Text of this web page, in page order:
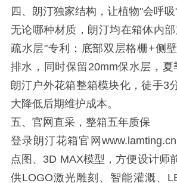
四、朗汀独家结构，让植物"会呼吸
无论哪种材质，朗汀均在箱体内
疏水层"专利：底部双层格栅+侧
排水，同时保留20mm保水层，夏
朗汀户外花箱整箱模块化，徒手3
大降低后期维护成本。
五、官网直采，整箱五年质保
登录朗汀花箱官网
点图、3D MAX模型，方便设计师
供LOGO激光雕刻、智能灌溉、